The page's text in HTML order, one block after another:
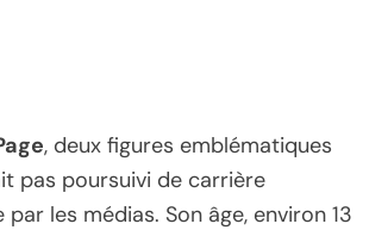
, deux figures emblématiques
pas poursuivi de carrière
les médias. Son âge, environ 13